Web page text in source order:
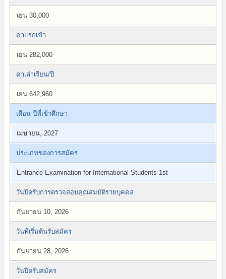
เยน 30,000
ค่าแรกเข้า
เยน 282,000
ค่าเล่าเรียน/ปี
เยน 642,960
เดือน ปีที่เข้าศึกษา
เมษายน, 2027
ประเภทของการสมัคร
Entrance Examination for International Students 1st
วันปิดรับการตรวจสอบคุณสมบัติรายบุคคล
กันยายน 10, 2026
วันที่เริ่มต้นรับสมัคร
กันยายน 28, 2026
วันปิดรับสมัคร